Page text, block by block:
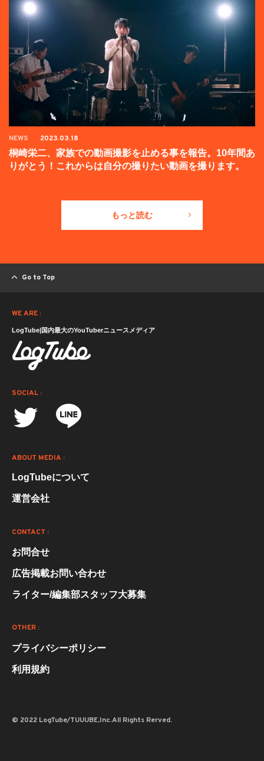
NEWS 2023.03.18
桐崎栄二、家族での動画撮影を止める事を報告。10年間あ
りがとう！これからは自分の撮りたい動画を撮ります。
もっと読む
Go to Top
WE ARE :
LogTube|国内最大のYouTuberニュースメディア
SOCIAL :
ABOUT MEDIA :
LogTubeについて
運営会社
CONTACT :
お問合せ
広告掲載お問い合わせ
ライター/編集部スタッフ大募集
OTHER :
プライバシーポリシー
利用規約
© 2022 LogTube/TUUUBE,Inc.All Rights Rerved.